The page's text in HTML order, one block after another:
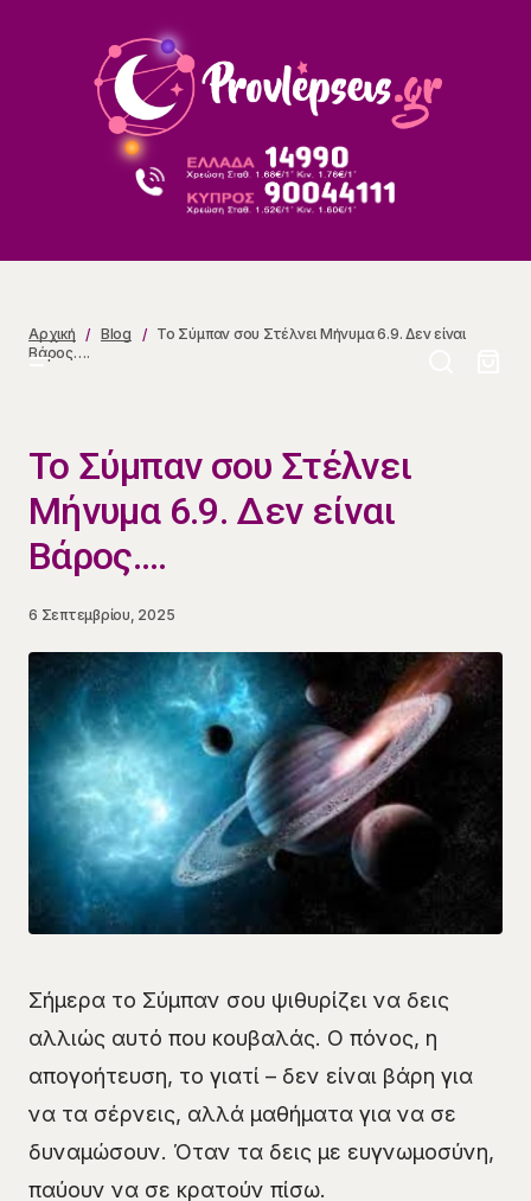
Αρχική Blog
Το Σύμπαν σου Στέλνει Μήνυμα 6.9. Δεν είναι
Βάρος….
Το Σύμπαν σου Στέλνει
Μήνυμα 6.9. Δεν είναι
Βάρος….
6 Σεπτεμβρίου, 2025
Σήμερα το Σύμπαν σου ψιθυρίζει να δεις
αλλιώς αυτό που κουβαλάς. Ο πόνος, η
απογοήτευση, το γιατί – δεν είναι βάρη για
να τα σέρνεις, αλλά μαθήματα για να σε
δυναμώσουν. Όταν τα δεις με ευγνωμοσύνη,
παύουν να σε κρατούν πίσω.